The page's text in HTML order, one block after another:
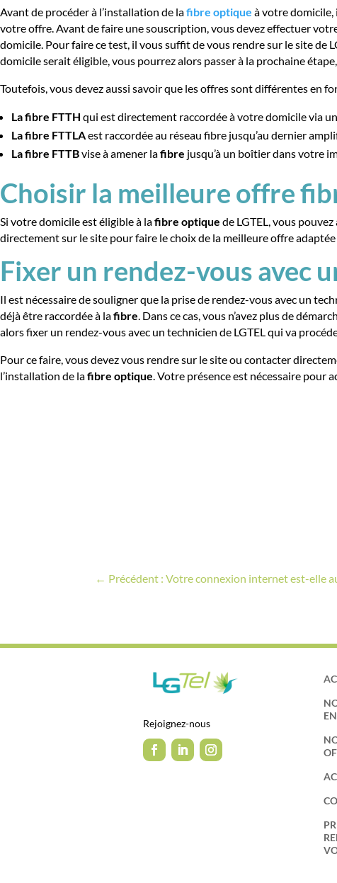
Avant de procéder à l’installation de lafibre optique à votre domicile,
votre offre. Avant de faire une souscription, vous devez effectuer
domicile. Pour faire ce test, il vous suffit de vous rendre sur le site de
domicile serait éligible, vous pourrez alors passer à la prochaine
Toutefois, vous devez aussi savoir que les offres sont différentes en
La fibre FTTH qui est directement raccordée à votre domicile via
Lafibre FTTLAest raccordée au réseau fibre jusqu’au dernier
Lafibre FTTBvise à amener lafibre jusqu’à un boîtier dans votre
Choisir la meilleure offre
Si votre domicile est éligible à lafibre optique de LGTEL, vous
directement sur le site pour faire le choix de la meilleure offre adaptée
Fixer un rendez-vous avec
Il est nécessaire de souligner que la prise de rendez-vous avec un
déjà être raccordée à lafibre . Dans ce cas, vous n’avez plus de
alors fixer un rendez-vous avec un technicien de LGTEL qui va
Pour ce faire, vous devez vous rendre sur le site ou contacter
l’installation de lafibre optique . Votre présence est nécessaire pour
← Précédent : Votre connexion internet est-elle
Rejoignez-nous